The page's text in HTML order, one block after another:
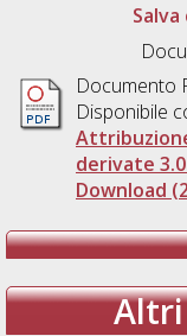
Documento
Disponibile
derivate 3.0
Download